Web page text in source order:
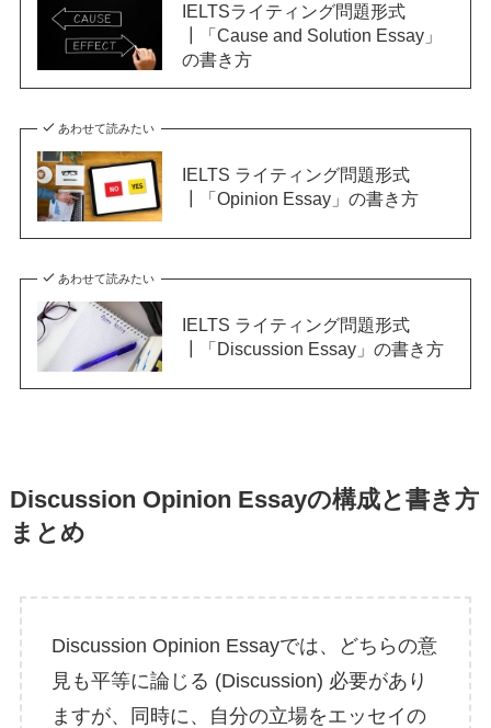
IELTSライティング問題形式
┃「Cause and Solution Essay」
の書き方
あわせて読みたい
IELTS ライティング問題形式
┃「Opinion Essay」の書き方
あわせて読みたい
IELTS ライティング問題形式
┃「Discussion Essay」の書き方
Discussion Opinion Essayの構成と書き方
まとめ
Discussion Opinion Essayでは、どちらの意
見も平等に論じる (Discussion) 必要があり
ますが、同時に、自分の立場をエッセイの